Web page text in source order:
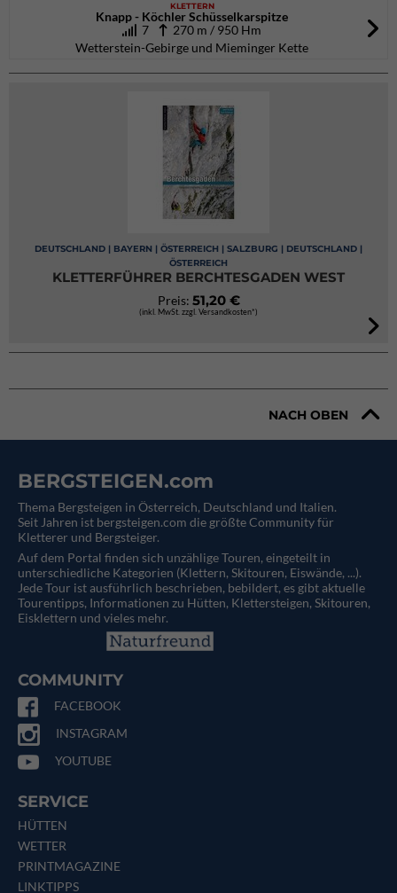
KLETTERN
Knapp - Köchler Schüsselkarspitze
7
270 m / 950 Hm
Wetterstein-Gebirge und Mieminger Kette
DEUTSCHLAND | BAYERN | ÖSTERREICH | SALZBURG | DEUTSCHLAND |
ÖSTERREICH
KLETTERFÜHRER BERCHTESGADEN WEST
Preis: 51,20 €
(inkl. MwSt. zzgl. Versandkosten*)
NACH OBEN
BERGSTEIGEN.com
Thema Bergsteigen in Österreich, Deutschland und Italien.
Seit Jahren ist bergsteigen.com die größte Community für
Kletterer und Bergsteiger.
Auf dem Portal finden sich unzählige Touren, eingeteilt in
unterschiedliche Kategorien (Klettern, Skitouren, Eiswände, ...).
Jede Tour ist ausführlich beschrieben, bebildert, es gibt aktuelle
Tourentipps, Informationen zu Hütten, Klettersteigen, Skitouren,
Eisklettern und vieles mehr.
COMMUNITY
FACEBOOK
INSTAGRAM
YOUTUBE
SERVICE
HÜTTEN
WETTER
PRINTMAGAZINE
LINKTIPPS